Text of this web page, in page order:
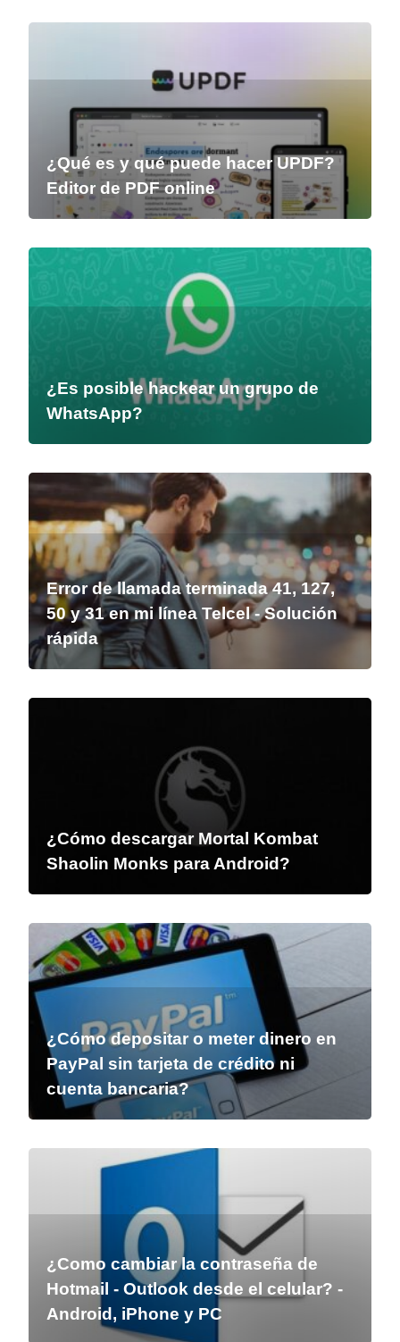
¿Qué es y qué puede hacer UPDF?
Editor de PDF online
¿Es posible hackear un grupo de
WhatsApp?
Error de llamada terminada 41, 127,
50 y 31 en mi línea Telcel - Solución
rápida
¿Cómo descargar Mortal Kombat
Shaolin Monks para Android?
¿Cómo depositar o meter dinero en
PayPal sin tarjeta de crédito ni
cuenta bancaria?
¿Como cambiar la contraseña de
Hotmail - Outlook desde el celular? -
Android, iPhone y PC